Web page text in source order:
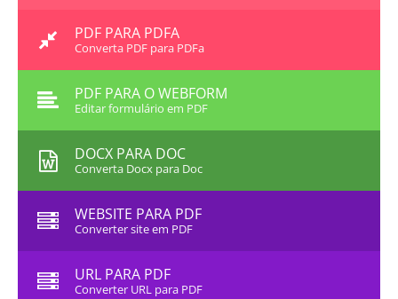
PDF PARA PDFA
Converta PDF para PDFa
PDF PARA O WEBFORM
Editar formulário em PDF
DOCX PARA DOC
Converta Docx para Doc
WEBSITE PARA PDF
Converter site em PDF
URL PARA PDF
Converter URL para PDF